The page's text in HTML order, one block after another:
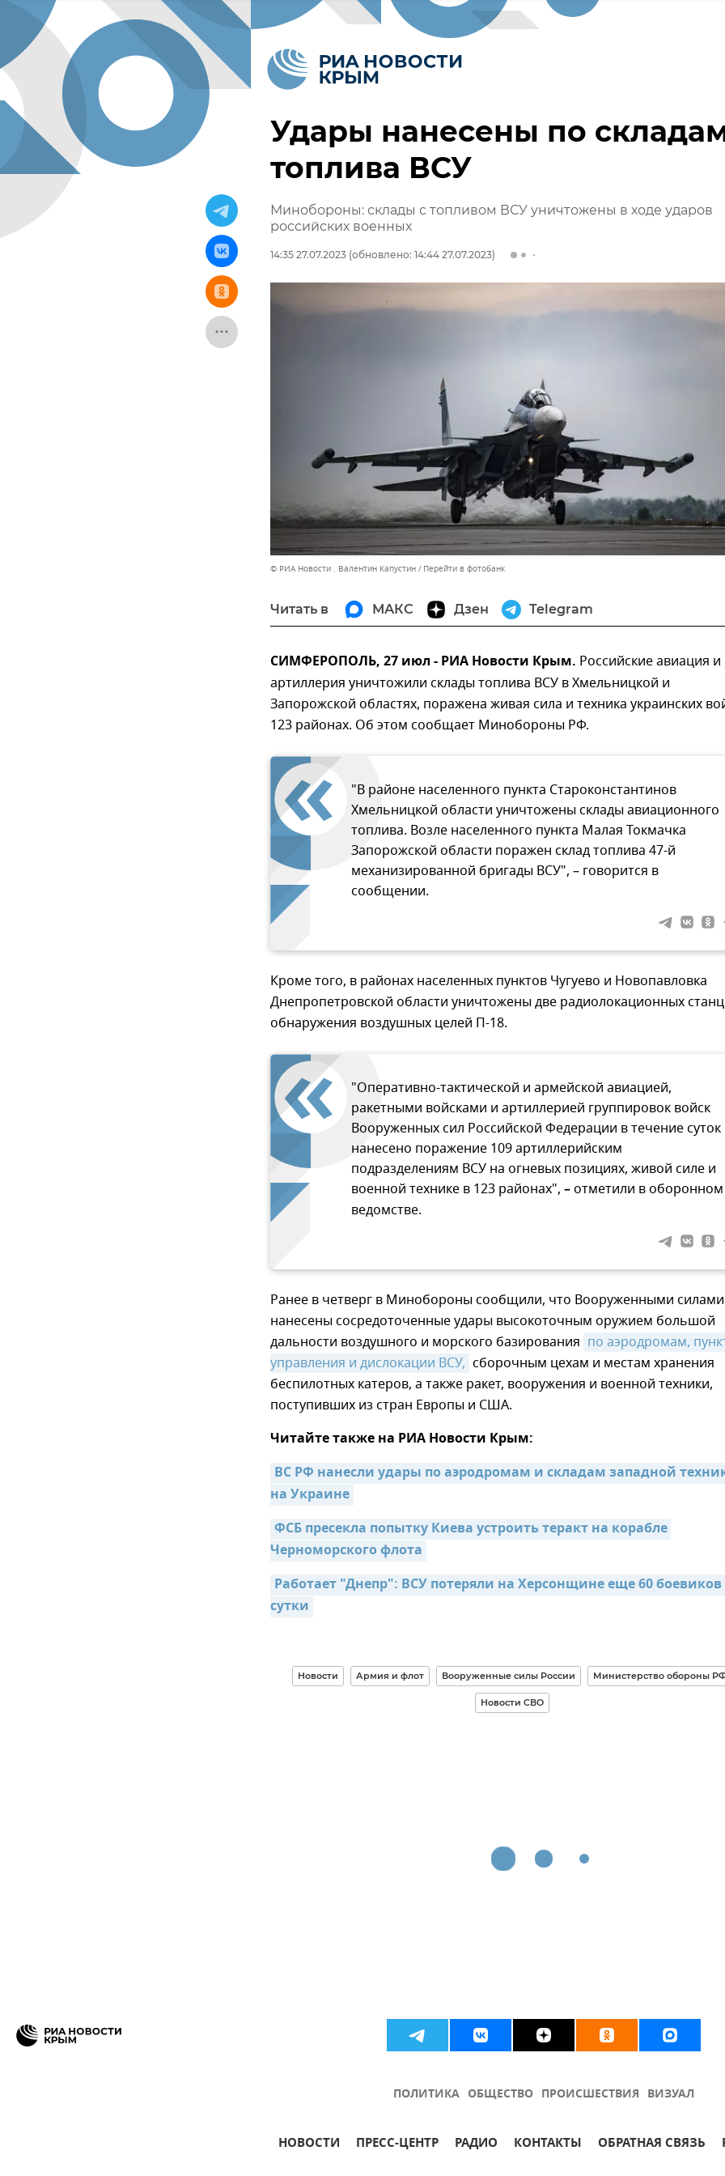
Удары нанесены по
топлива ВСУ
Минобороны: склады с топливом ВСУ уничтожены в ходе ударов
российских военных
14:35 27.07.2023 (обновлено: 14:44 27.07.2023)
© РИА Новости . Валентин Капустин Перейти в фотобанк
Читать в МАКС Дзен Telegram
СИМФЕРОПОЛЬ, 27 июл - РИА Новости Крым. Российские авиация и
артиллерия уничтожили склады топлива ВСУ в Хмельницкой и
Запорожской областях, поражена живая сила и техника украинских
123 районах. Об этом сообщает Минобороны РФ.
"В районе населенного пункта Староконстантинов
Хмельницкой области уничтожены склады авиационного
топлива. Возле населенного пункта Малая Токмачка
Запорожской области поражен склад топлива 47-й
механизированной бригады ВСУ", – говорится в
сообщении.
Кроме того, в районах населенных пунктов Чугуево и Новопавловка
Днепропетровской области уничтожены две радиолокационных
обнаружения воздушных целей П-18.
"Оперативно-тактической и армейской авиацией,
ракетными войсками и артиллерией группировок войск
Вооруженных сил Российской Федерации в течение суток
нанесено поражение 109 артиллерийским
подразделениям ВСУ на огневых позициях, живой силе и
военной технике в 123 районах", – отметили в оборонном
ведомстве.
Ранее в четверг в Минобороны сообщили, что Вооруженными
нанесены сосредоточенные удары высокоточным оружием большой
дальности воздушного и морского базирования по аэродромам,
управления и дислокации ВСУ, сборочным цехам и местам хранения
беспилотных катеров, а также ракет, вооружения и военной техники,
поступивших из стран Европы и США.
Читайте также на РИА Новости Крым:
ВС РФ нанесли удары по аэродромам и складам западной
на Украине
ФСБ пресекла попытку Киева устроить теракт на корабле
Черноморского флота
Работает "Днепр": ВСУ потеряли на Херсонщине еще 60 боевиков
сутки
Новости Армия и флот Вооруженные силы России Министерство обороны
Новости СВО
ПОЛИТИКА ОБЩЕСТВО ПРОИСШЕСТВИЯ ВИЗУАЛ
НОВОСТИ ПРЕСС-ЦЕНТР РАДИО КОНТАКТЫ ОБРАТНАЯ СВЯЗЬ